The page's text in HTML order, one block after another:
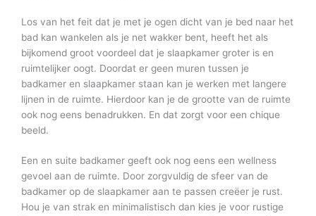
Los van het feit dat je met je ogen dicht van je bed naar het
bad kan wankelen als je net wakker bent, heeft het als
bijkomend groot voordeel dat je slaapkamer groter is en
ruimtelijker oogt. Doordat er geen muren tussen je
badkamer en slaapkamer staan kan je werken met langere
lijnen in de ruimte. Hierdoor kan je de grootte van de ruimte
ook nog eens benadrukken. En dat zorgt voor een chique
beeld.
Een en suite badkamer geeft ook nog eens een wellness
gevoel aan de ruimte. Door zorgvuldig de sfeer van de
badkamer op de slaapkamer aan te passen creëer je rust.
Hou je van strak en minimalistisch dan kies je voor rustige